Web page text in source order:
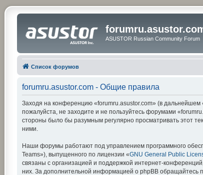
ASUSTOR Russian Community Forum
Список форумов
forumru.asustor.com - Общие правила
Заходя на конференцию «forumru.asustor.com» (в дальнейшем
пожалуйста, не заходите и не пользуйтесь форумами
стороны было бы разумным регулярно просматривать этот
ними.
Наши форумы работают под управлением программного
Teams»), выпущенного по лицензии «GNU General Public
связаны с организацией и поддержкой интернет-
них. За дополнительной информацией о phpBB обращайтесь